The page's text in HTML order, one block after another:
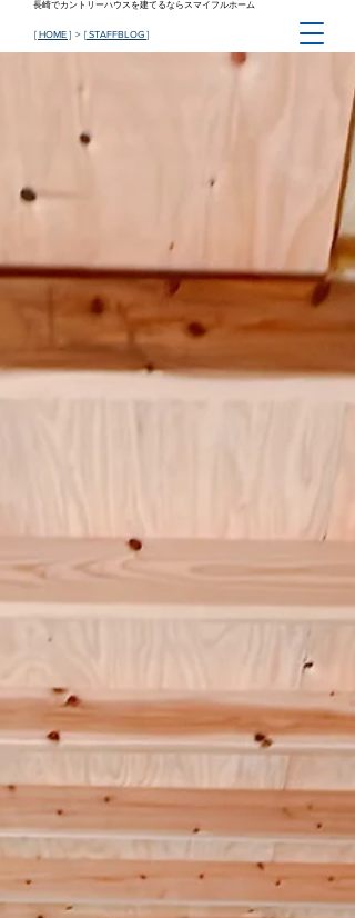
長崎でカントリーハウスを建てるならスマイフルホーム
[ HOME ] > [STAFFBLOG]